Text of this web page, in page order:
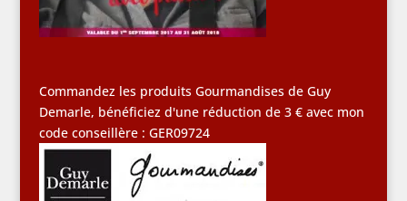
Commandez les produits Gourmandises de Guy
Demarle, bénéficiez d'une réduction de 3 € avec mon
code conseillère : GER09724